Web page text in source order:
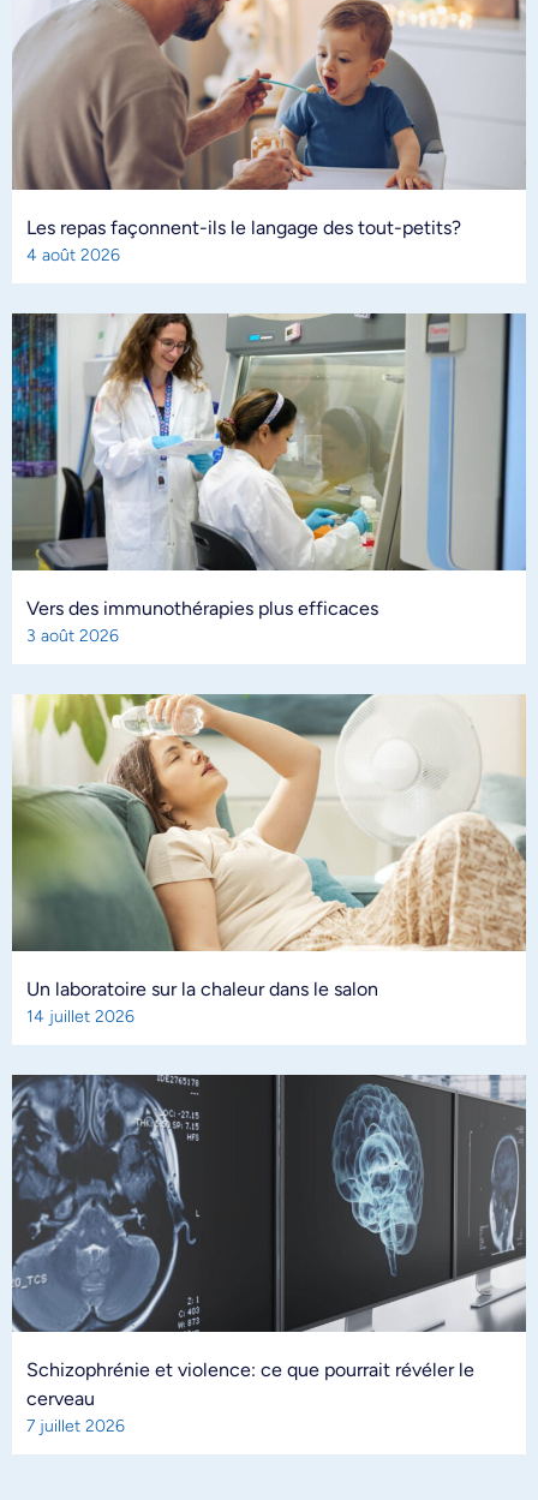
Les repas façonnent-ils le langage des tout-petits?
4 août 2026
Vers des immunothérapies plus efficaces
3 août 2026
Un laboratoire sur la chaleur dans le salon
14 juillet 2026
Schizophrénie et violence: ce que pourrait révéler le
cerveau
7 juillet 2026